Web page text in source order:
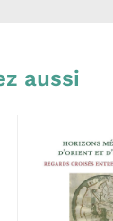
aussi